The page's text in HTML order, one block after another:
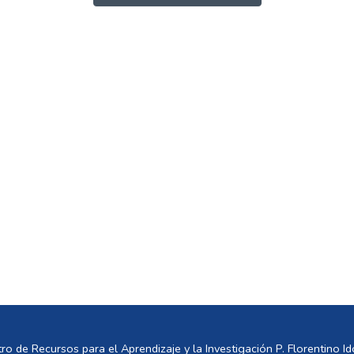
de Recursos para el Aprendizaje y la Investigación P. Florentino